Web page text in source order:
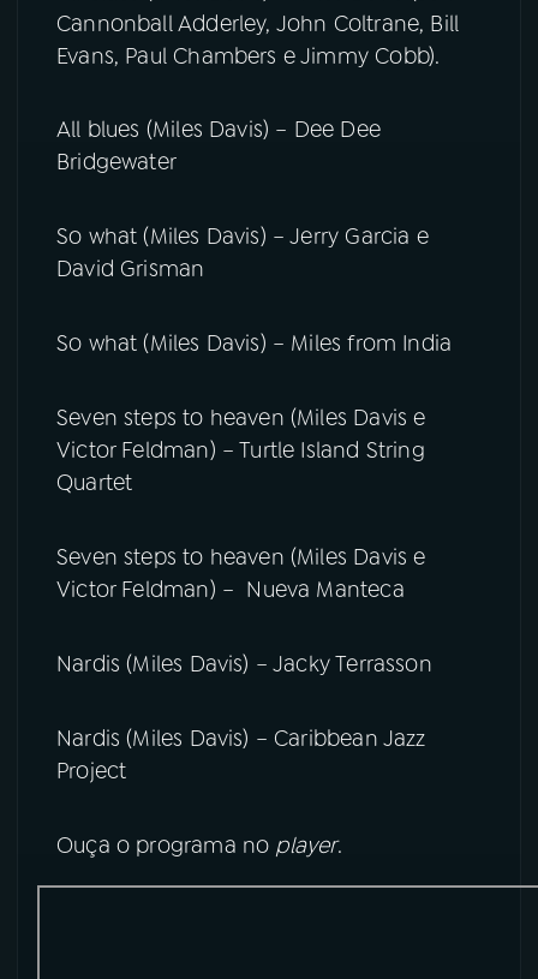
Cannonball Adderley, John Coltrane, Bill
Evans, Paul Chambers e Jimmy Cobb).
All blues (Miles Davis) – Dee Dee
Bridgewater
So what (Miles Davis) – Jerry Garcia e
David Grisman
So what (Miles Davis) – Miles from India
Seven steps to heaven (Miles Davis e
Victor Feldman) – Turtle Island String
Quartet
Seven steps to heaven (Miles Davis e
Victor Feldman) – Nueva Manteca
Nardis (Miles Davis) – Jacky Terrasson
Nardis (Miles Davis) – Caribbean Jazz
Project
Ouça o programa no player.